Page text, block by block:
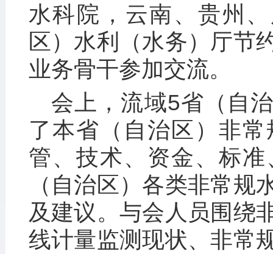
水科院，云南、贵州
区）水利（水务）厅节
业务骨干参加交流。
会上，流域5省（自
了本省（自治区）非
管、技术、资金、标
（自治区）各类非常
及建议。与会人员围绕
线计量监测现状、非常